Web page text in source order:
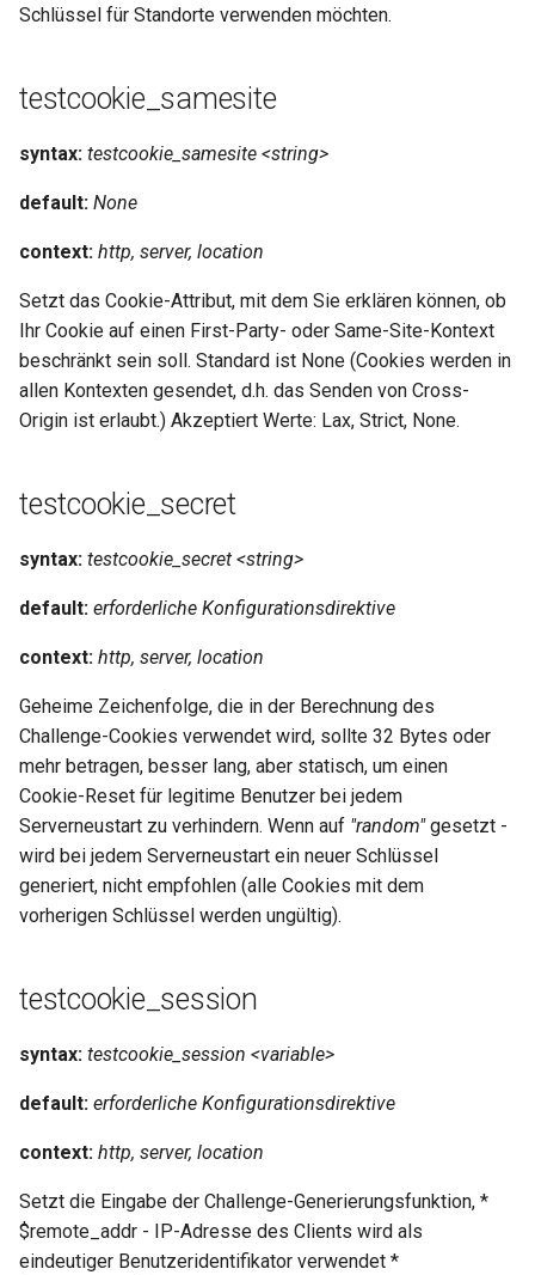
maxminddb
memcached
multiplexer
mysql
newrelic
openidc
openssl
perf
prettycjson
pubsub
qless-web
qless
rabbitmqstomp
rack
radixtree
Schlüssel für Standorte verwenden möchten.
testcookie_samesite
syntax: testcookie_samesite <string>
default: None
context: http, server, location
Setzt das Cookie-Attribut, mit dem Sie erklären können, ob
Ihr Cookie auf einen First-Party- oder Same-Site-Kontext
beschränkt sein soll. Standard ist None (Cookies werden in
allen Kontexten gesendet, d.h. das Senden von Cross-
Origin ist erlaubt.) Akzeptiert Werte: Lax, Strict, None.
testcookie_secret
syntax: testcookie_secret <string>
default: erforderliche Konfigurationsdirektive
context: http, server, location
Geheime Zeichenfolge, die in der Berechnung des
Challenge-Cookies verwendet wird, sollte 32 Bytes oder
mehr betragen, besser lang, aber statisch, um einen
Cookie-Reset für legitime Benutzer bei jedem
Serverneustart zu verhindern. Wenn auf "random"gesetzt -
wird bei jedem Serverneustart ein neuer Schlüssel
generiert, nicht empfohlen (alle Cookies mit dem
vorherigen Schlüssel werden ungültig).
testcookie_session
syntax: testcookie_session <variable>
default: erforderliche Konfigurationsdirektive
context: http, server, location
Setzt die Eingabe der Challenge-Generierungsfunktion, *
$remote_addr - IP-Adresse des Clients wird als
eindeutiger Benutzeridentifikator verwendet *